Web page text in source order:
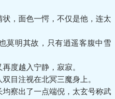
，面色一愕，不仅是他，连太
明其故，只有逍遥客腹中雪
度越入宁静，寂寂。
注视在北冥三魔身上。
察出了一点端倪，太玄号称武